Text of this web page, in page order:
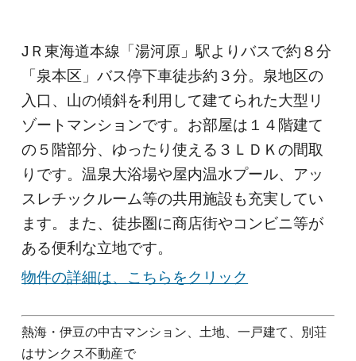
JＲ東海道本線「湯河原」駅よりバスで約８分
「泉本区」バス停下車徒歩約３分。泉地区の
入口、山の傾斜を利用して建てられた大型リ
ゾートマンションです。お部屋は１４階建て
の５階部分、ゆったり使える３ＬＤＫの間取
りです。温泉大浴場や屋内温水プール、アッ
スレチックルーム等の共用施設も充実してい
ます。また、徒歩圏に商店街やコンビニ等が
ある便利な立地です。
物件の詳細は、こちらをクリック
熱海・伊豆の中古マンション、土地、一戸建て、別荘
はサンクス不動産で